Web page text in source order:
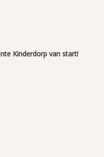
Kinderdorp van start!